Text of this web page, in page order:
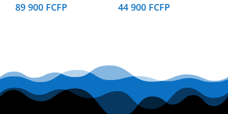
89 900 FCFP 44 900 FCFP